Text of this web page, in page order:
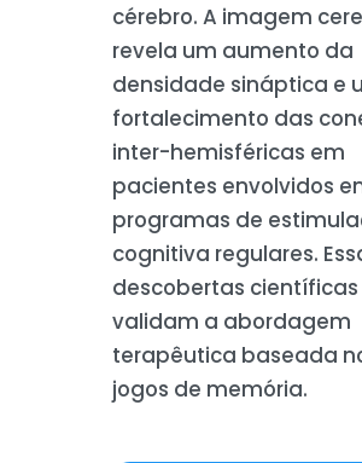
cérebro. A imagem
revela um aumento da
densidade sináptica e
fortalecimento das
inter-hemisféricas em
pacientes envolvidos
programas de
cognitiva regulares.
descobertas científicas
validam a abordagem
terapêutica baseada
jogos de memória.